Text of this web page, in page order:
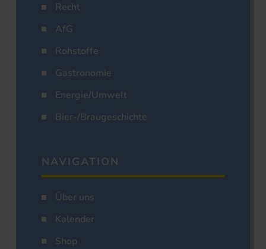
Recht
AfG
Rohstoffe
Gastronomie
Energie/Umwelt
Bier-/Braugeschichte
NAVIGATION
Über uns
Kalender
Shop